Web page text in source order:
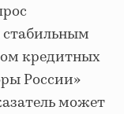
стабильным
кредитных
России»
может